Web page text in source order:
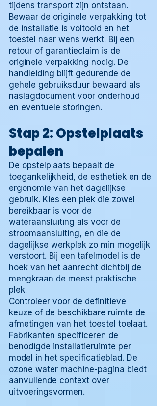
tijdens transport zijn ontstaan.
Bewaar de originele verpakking tot
de installatie is voltooid en het
toestel naar wens werkt. Bij een
retour of garantieclaim is de
originele verpakking nodig. De
handleiding blijft gedurende de
gehele gebruiksduur bewaard als
naslagdocument voor onderhoud
en eventuele storingen.
Stap 2: Opstelplaats
bepalen
De opstelplaats bepaalt de
toegankelijkheid, de esthetiek en de
ergonomie van het dagelijkse
gebruik. Kies een plek die zowel
bereikbaar is voor de
wateraansluiting als voor de
stroomaansluiting, en die de
dagelijkse werkplek zo min mogelijk
verstoort. Bij een tafelmodel is de
hoek van het aanrecht dichtbij de
mengkraan de meest praktische
plek.
Controleer voor de definitieve
keuze of de beschikbare ruimte de
afmetingen van het toestel toelaat.
Fabrikanten specificeren de
benodigde installatieruimte per
model in het specificatieblad. De
ozone water machine-pagina biedt
aanvullende context over
uitvoeringsvormen.